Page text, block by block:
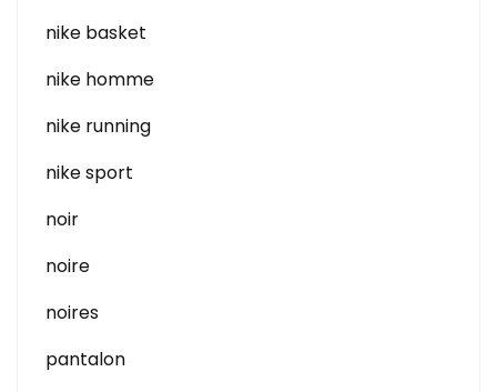
nike basket
nike homme
nike running
nike sport
noir
noire
noires
pantalon